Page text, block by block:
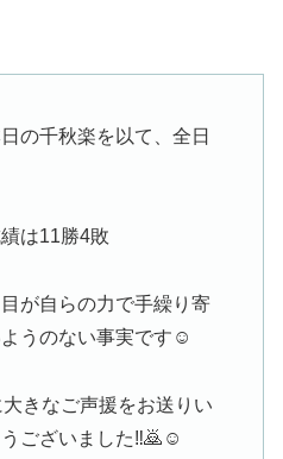
の千秋楽を以て、全日
は11勝4敗
が自らの力で手繰り寄
うのない事実です☺️
きなご声援をお送りい
ございました‼️🙇☺️